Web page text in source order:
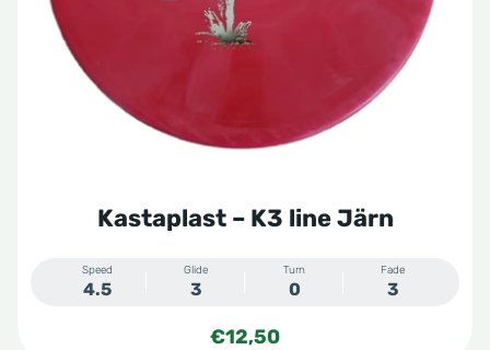
Kastaplast – K3 line Järn
Speed
4.5
Glide
3
Turn
0
Fade
3
€12,50